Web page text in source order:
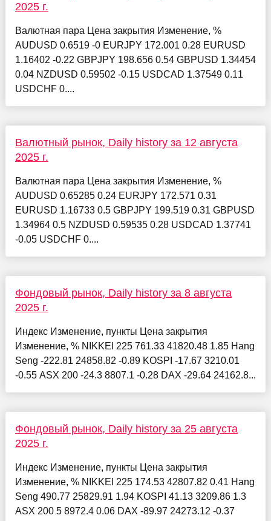
2025 г.
Валютная пара Цена закрытия Изменение, %
AUDUSD 0.6519 -0 EURJPY 172.001 0.28 EURUSD
1.16402 -0.22 GBPJPY 198.656 0.54 GBPUSD 1.34454
0.04 NZDUSD 0.59502 -0.15 USDCAD 1.37549 0.11
USDCHF 0....
Валютный рынок, Daily history за 12 августа
2025 г.
Валютная пара Цена закрытия Изменение, %
AUDUSD 0.65285 0.24 EURJPY 172.571 0.31
EURUSD 1.16733 0.5 GBPJPY 199.519 0.31 GBPUSD
1.34964 0.5 NZDUSD 0.59535 0.28 USDCAD 1.37741
-0.05 USDCHF 0....
Фондовый рынок, Daily history за 8 августа
2025 г.
Индекс Изменение, пункты Цена закрытия
Изменение, % NIKKEI 225 761.33 41820.48 1.85 Hang
Seng -222.81 24858.82 -0.89 KOSPI -17.67 3210.01
-0.55 ASX 200 -24.3 8807.1 -0.28 DAX -29.64 24162.8...
Фондовый рынок, Daily history за 25 августа
2025 г.
Индекс Изменение, пункты Цена закрытия
Изменение, % NIKKEI 225 174.53 42807.82 0.41 Hang
Seng 490.77 25829.91 1.94 KOSPI 41.13 3209.86 1.3
ASX 200 5 8972.4 0.06 DAX -89.97 24273.12 -0.37